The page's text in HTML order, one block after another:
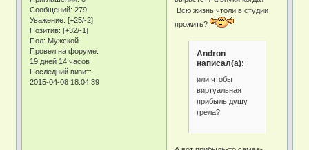
Сообщений: 279
Уважение: [+25/-2]
Позитив: [+32/-1]
Пол: Мужской
Провел на форуме:
19 дней 14 часов
Последний визит:
2015-04-08 18:04:39
Всю жизнь чтоли в студии
прожить?
Andron
написал(а):
или чтобы
виртуальная
прибыль душу
грела?